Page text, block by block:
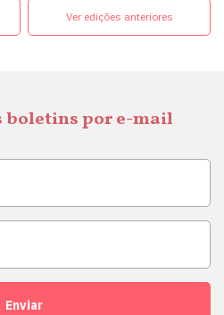
Ver edições anteriores
boletins por e-mail
Enviar